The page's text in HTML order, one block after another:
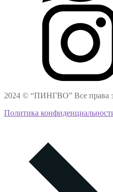
2024 © “ПИНГВО” Все права
Политика